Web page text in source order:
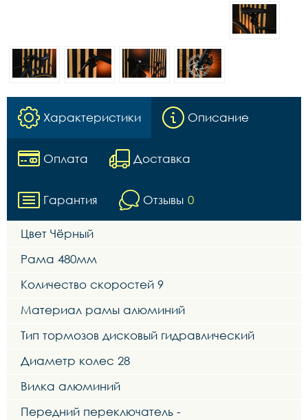
Характеристики Описание
Оплата Доставка
Гарантия Отзывы 0
Цвет Чёрный
Рама 480мм
Количество скоростей 9
Материал рамы алюминий
Тип тормозов дисковый гидравлический
Диаметр колес 28
Вилка алюминий
Передний переключатель -